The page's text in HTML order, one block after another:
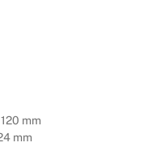
mm
mm